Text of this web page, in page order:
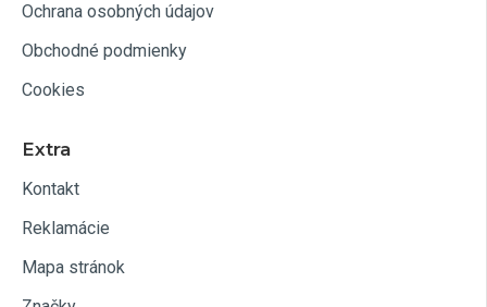
Ochrana osobných údajov
Obchodné podmienky
Cookies
Extra
Kontakt
Reklamácie
Mapa stránok